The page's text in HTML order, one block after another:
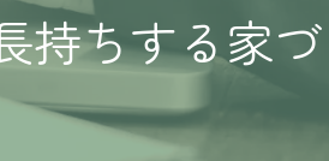
完璧な下地処理
アフターフォロー
持ちする家